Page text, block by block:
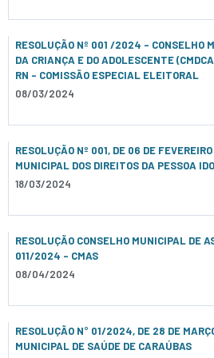
RESOLUÇÃO Nº 001 /2024 - CONSELHO
DA CRIANÇA E DO ADOLESCENTE
RN - COMISSÃO ESPECIAL ELEITORAL
08/03/2024
RESOLUÇÃO Nº 001, DE 06 DE
MUNICIPAL DOS DIREITOS DA PESSOA
18/03/2024
RESOLUÇÃO CONSELHO MUNICIPAL DE
011/2024 - CMAS
08/04/2024
RESOLUÇÃO N° 01/2024, DE 28 DE
MUNICIPAL DE SAÚDE DE CARAÚBAS